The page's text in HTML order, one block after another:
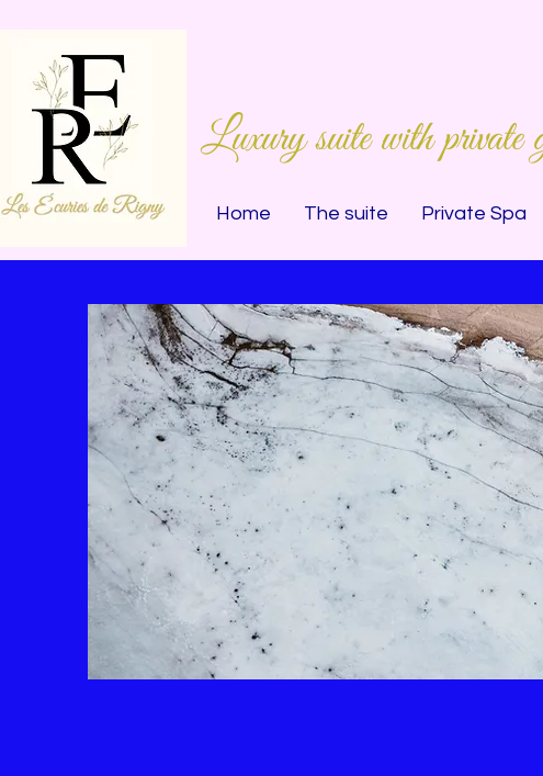
Luxury suite with private
Home The suite Private Spa